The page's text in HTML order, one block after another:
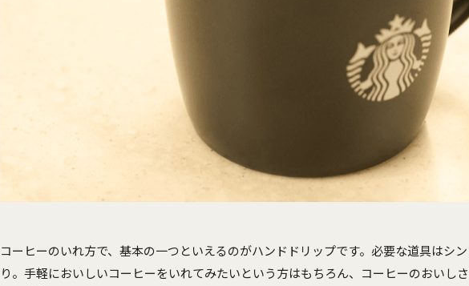
コーヒーのいれ方で、基本の一つといえるのがハンドドリップです。必要な道具はシ
り。手軽においしいコーヒーをいれてみたいという方はもちろん、コーヒーのおいし